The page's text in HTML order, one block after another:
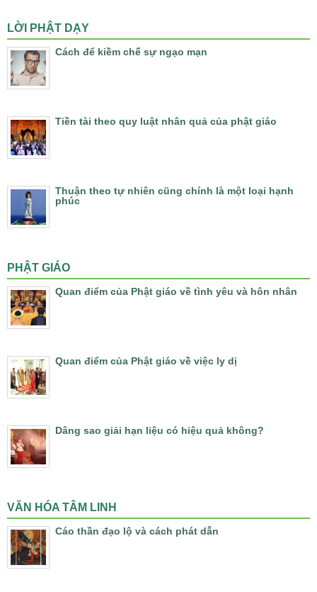
LỜI PHẬT DẠY
Cách để kiềm chế sự ngạo mạn
Tiền tài theo quy luật nhân quả của phật giáo
Thuận theo tự nhiên cũng chính là một loại hạnh
phúc
PHẬT GIÁO
Quan điểm của Phật giáo về tình yêu và hôn nhân
Quan điểm của Phật giáo về việc ly dị
Dâng sao giải hạn liệu có hiệu quả không?
VĂN HÓA TÂM LINH
Cáo thần đạo lộ và cách phát dẫn